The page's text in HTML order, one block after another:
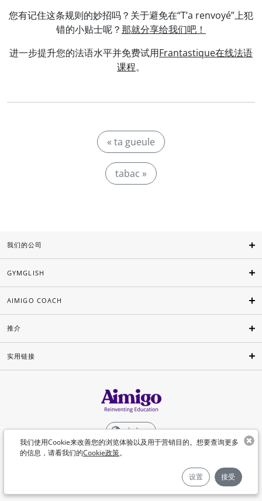
您有记住这条规则的妙招吗？关于避免在“T’a renvoyé”上犯
错的小贴士呢？那就分享给我们吧！
进一步提升您的法语水平并免费试用Frantastique在线法语
课程。
« ta gueule
tabac »
我们使用Cookie来改善您的浏览体验以及用于营销目的。想要查询更多
的信息，请看我们的Cookie政策。
设置 接受
我们的公司
GYMGLISH
AIMIGO COACH
推介
实用链接
中文
©Aimigo 2026